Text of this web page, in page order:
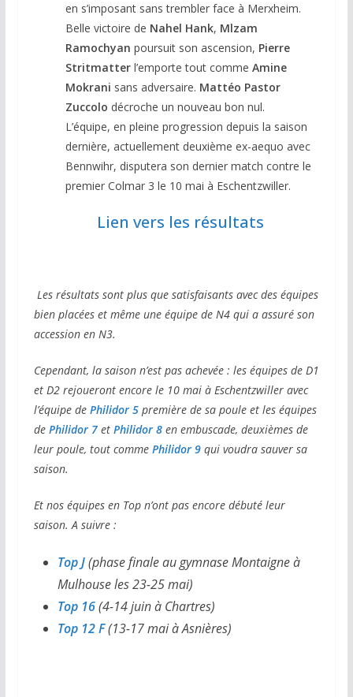
en s’imposant sans trembler face à Merxheim.
Belle victoire de Nahel Hank, Mlzam
Ramochyan poursuit son ascension, Pierre
Stritmatterl’emporte tout comme Amine
Mokrani sans adversaire. Mattéo Pastor
Zuccolo décroche un nouveau bon nul.
L’équipe, en pleine progression depuis la saison
dernière, actuellement deuxième ex-aequo avec
Bennwihr, disputera son dernier match contre le
premier Colmar 3 le 10 mai à Eschentzwiller.
Lien vers les résultats
Les résultats sont plus que satisfaisants avec des équipes
bien placées et même une équipe de N4 qui a assuré son
accession en N3.
Cependant, la saison n’est pas achevée : les équipes de D1
et D2 rejoueront encore le 10 mai à Eschentzwiller avec
l’équipe de Philidor 5première de sa poule et les équipes
de Philidor 7 et Philidor 8en embuscade, deuxièmes de
leur poule, tout comme Philidor 9qui voudra sauver sa
saison.
Et nos équipes en Top n’ont pas encore débuté leur
saison. A suivre :
Top J(phase finale au gymnase Montaigne à
Mulhouse les 23-25 mai)
Top 16(4-14 juin à Chartres)
Top 12 F(13-17 mai à Asnières)